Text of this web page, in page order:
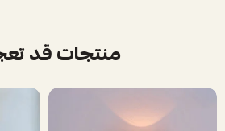
منتجات قد